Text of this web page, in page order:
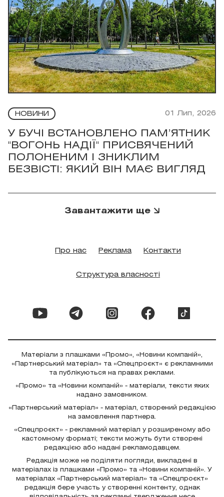
НОВИНИ 01 Лип, 2026
У БУЧІ ВСТАНОВЛЕНО ПАМ’ЯТНИК
"ВОГОНЬ НАДІЇ" ПРИСВЯЧЕНИЙ
ПОЛОНЕНИМ І ЗНИКЛИМ
БЕЗВІСТІ: ЯКИЙ ВІН МАЄ ВИГЛЯД
Завантажити ще
Про нас Реклама Контакти
Структура власності
Матеріали з плашками «Промо», «Новини компаній»,
«Партнерський матеріал» та «Спецпроєкт» є рекламними
та публікуються на правах реклами.
«Промо» та «Новини компаній» - матеріали, тексти яких
надано замовником.
«Партнерський матеріал» - матеріал, створений редакцією
на замовлення партнера.
«Спецпроєкт» - рекламний матеріал у розширеному або
кастомному форматі; тексти можуть бути створені
редакцією або надані рекламодавцем.
Редакція може не поділяти погляди, викладені в
матеріалах із плашками «Промо» та «Новини компаній». У
матеріалах «Партнерський матеріал» та «Спецпроєкт»
редакція бере участь у створенні контенту, однак